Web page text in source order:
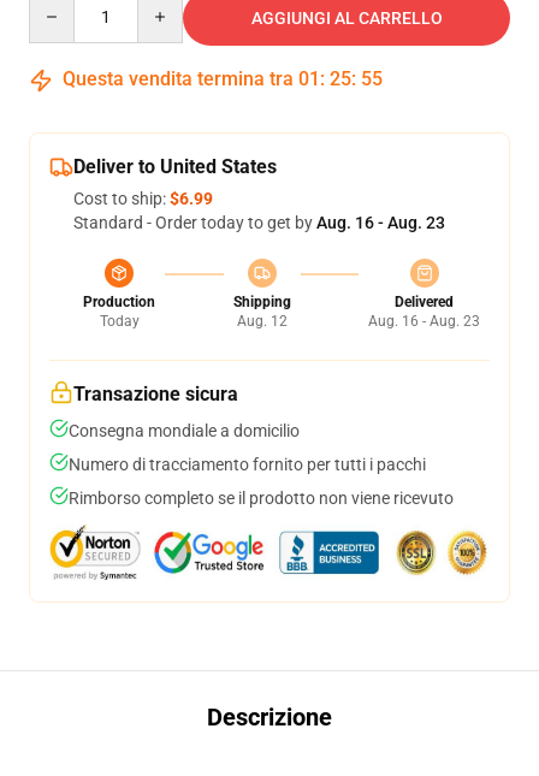
AGGIUNGI AL CARRELLO
Questa vendita termina tra 01 : 25: 55
Deliver to United States
Cost to ship:$6.99
Standard - Order today to get byAug. 16 - Aug. 23
Production
Today
Shipping
Aug. 12
Delivered
Aug. 16 - Aug. 23
Transazione sicura
Consegna mondiale a domicilio
Numero di tracciamento fornito per tutti i pacchi
Rimborso completo se il prodotto non viene ricevuto
Descrizione